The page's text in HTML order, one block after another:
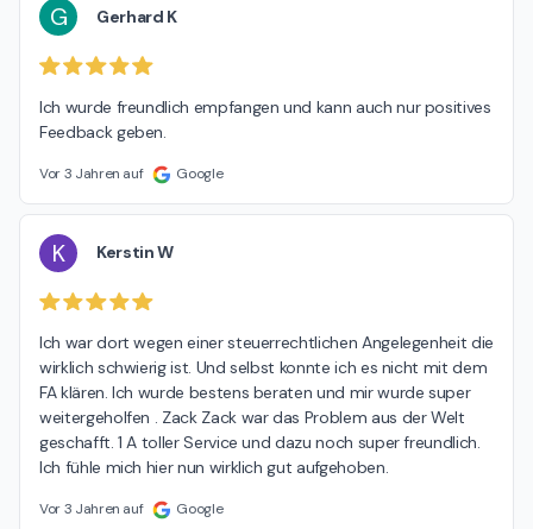
G Gerhard K
Ich wurde freundlich empfangen und kann auch nur positives
Feedback geben.
Vor 3 Jahren auf Google
K Kerstin W
Ich war dort wegen einer steuerrechtlichen Angelegenheit die
wirklich schwierig ist. Und selbst konnte ich es nicht mit dem
FA klären. Ich wurde bestens beraten und mir wurde super
weitergeholfen . Zack Zack war das Problem aus der Welt
geschafft. 1 A toller Service und dazu noch super freundlich.
Ich fühle mich hier nun wirklich gut aufgehoben.
Vor 3 Jahren auf Google